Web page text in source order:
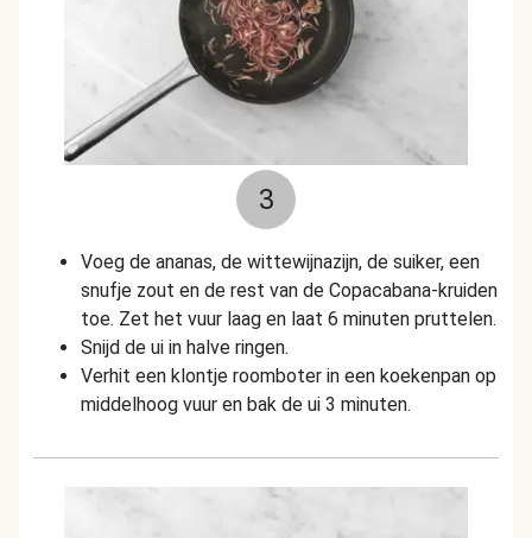
3
Voeg de ananas, de wittewijnazijn, de suiker, een
snufje zout en de rest van de Copacabana-kruiden
toe. Zet het vuur laag en laat 6 minuten pruttelen.
Snijd de ui in halve ringen.
Verhit een klontje roomboter in een koekenpan op
middelhoog vuur en bak de ui 3 minuten.